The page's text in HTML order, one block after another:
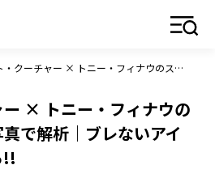
マット・クーチャー × トニー・フィナウのスイングを連続写真で解析｜ブレないアイアンは右手で作る!!
× トニー・フィナウの
で解析｜ブレないアイ
!!